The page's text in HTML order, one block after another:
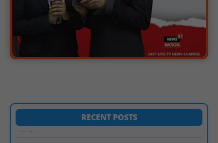
RECENT POSTS
सरस्वती साइकिल योजना के तहत 18 छात्राओं को साइकिल वितरण, 'एक पेड़
माँ के नाम' अभियान में हुआ वृक्षारोपण : NN81
रेजिडेंट डॉक्टरों का शांतिपूर्ण आंदोलन जारी, सभी रेजिडेंट्स का लंबित वेतन
जारी होने तक संघर्ष रहेगा : NN81
टिमरनी नगर व आसपास के ग्रामीण क्षेत्रों के स्कूल वाहन चालकों ने
NN81
गुरु रविदास महाराज की 650वीं जयंती पर ‘कलश वंदन यात्रा’ का भव्य स्वागत
: NN81